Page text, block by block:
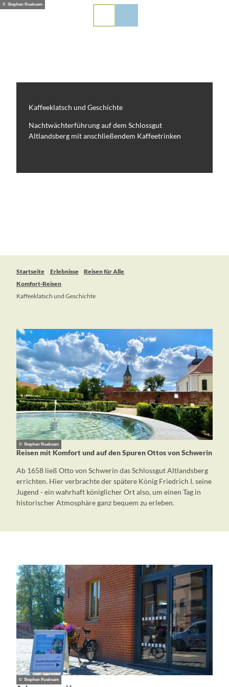
Z© Stephen Ruebsam
Kaffeeklatsch und Geschichte
Nachtwächterführung auf dem Schlossgut
Altlandsberg mit anschließendem Kaffeetrinken
Startseite Erlebnisse
Reisen für Alle
Komfort-Reisen
Kaffeeklatsch und Geschichte
© Stephen Ruebsam
Reisen mit Komfort und auf den Spuren Ottos von Schwerin
Ab 1658 ließ Otto von Schwerin das Schlossgut Altlandsberg
errichten. Hier verbrachte der spätere König Friedrich I. seine
Jugend - ein wahrhaft königlicher Ort also, um einen Tag in
historischer Atmosphäre ganz bequem zu erleben.
© Stephen Ruebsam